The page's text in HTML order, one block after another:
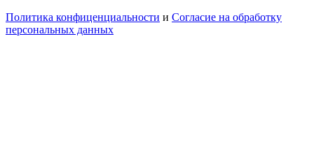
Политика конфиценциальности и Согласие на обработку
персональных данных